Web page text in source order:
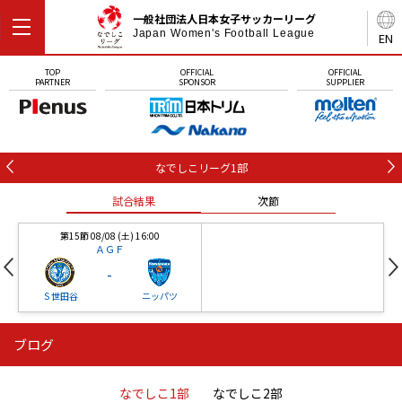
EN
一般社団法人日本女子サッカーリーグ
Japan Women's Football League
TOP
PARTNER
OFFICIAL
SPONSOR
OFFICIAL
SUPPLIER
なでしこリーグ1部
試合結果 次節
第15節 08/08 (土) 16:00
ＡＧＦ
Ｓ世田谷
-
ニッパツ
ニッパツ 石人の星
ブログ
なでしこ1部 なでしこ2部